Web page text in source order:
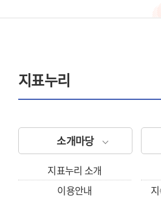
지표누리
소개마당
지표누리 소개
이용안내